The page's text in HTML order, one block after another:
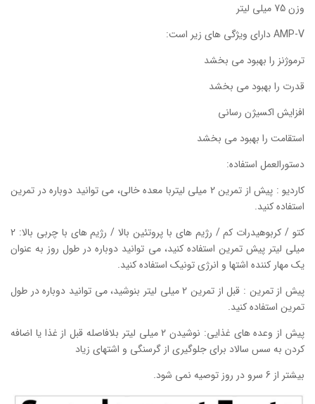
وزن 75 میلی لیتر
AMP-V دارای ویژگی های زیر است:
ترموژنز را بهبود می بخشد
قدرت را بهبود می بخشد
افزایش اکسیژن رسانی
استقامت را بهبود می بخشد
دستورالعمل استفاده:
کاردیو : پیش از تمرین 2 میلی لیتربا معده خالی، می توانید دوباره در تمرین
استفاده کنید.
کتو / کربوهیدرات کم / رژیم های با پروتئین بالا / رژیم های با چربی بالا: 2
میلی لیتر پیش تمرین استفاده کنید، می توانید دوباره در طول روز به عنوان
یک مهار کننده اشتها و انرژی تونیک استفاده کنید.
پیش از تمرین : قبل از تمرین 2 میلی لیتر بنوشید، می توانید دوباره در طول
تمرین استفاده کنید.
پیش از وعده های غذایی: نوشیدن 2 میلی لیتر بلافاصله قبل از غذا یا اضافه
کردن به سس سالاد برای جلوگیری از گرسنگی و اشتهای زیاد
بیشتر از 6 سرو در روز توصیه نمی شود.